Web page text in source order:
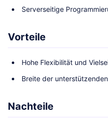
Serverseitige
Vorteile
Hohe Flexibilität und
Breite der
Nachteile